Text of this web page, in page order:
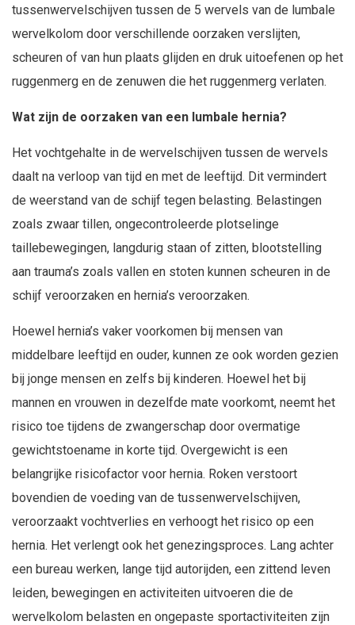
tussenwervelschijven tussen de 5 wervels van de lumbale
wervelkolom door verschillende oorzaken verslijten,
scheuren of van hun plaats glijden en druk uitoefenen op het
ruggenmerg en de zenuwen die het ruggenmerg verlaten.
Wat zijn de oorzaken van een lumbale hernia?
Het vochtgehalte in de wervelschijven tussen de wervels
daalt na verloop van tijd en met de leeftijd. Dit vermindert
de weerstand van de schijf tegen belasting. Belastingen
zoals zwaar tillen, ongecontroleerde plotselinge
taillebewegingen, langdurig staan of zitten, blootstelling
aan trauma’s zoals vallen en stoten kunnen scheuren in de
schijf veroorzaken en hernia’s veroorzaken.
Hoewel hernia’s vaker voorkomen bij mensen van
middelbare leeftijd en ouder, kunnen ze ook worden gezien
bij jonge mensen en zelfs bij kinderen. Hoewel het bij
mannen en vrouwen in dezelfde mate voorkomt, neemt het
risico toe tijdens de zwangerschap door overmatige
gewichtstoename in korte tijd. Overgewicht is een
belangrijke risicofactor voor hernia. Roken verstoort
bovendien de voeding van de tussenwervelschijven,
veroorzaakt vochtverlies en verhoogt het risico op een
hernia. Het verlengt ook het genezingsproces. Lang achter
een bureau werken, lange tijd autorijden, een zittend leven
leiden, bewegingen en activiteiten uitvoeren die de
wervelkolom belasten en ongepaste sportactiviteiten zijn